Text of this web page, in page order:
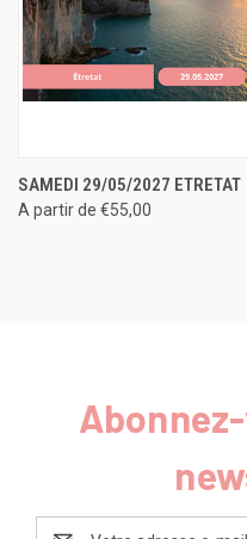
SAMEDI 29/05/2027 ETRETAT
A partir de €55,00